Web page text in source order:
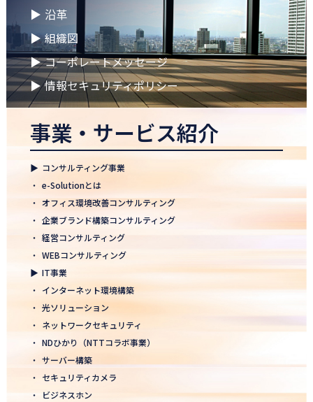
2026.04.02
🌸2026年度 入社式🌸
2026.03.09
健康経営優良法人2026に認定 ― 日本電通グループの健康経営への
取り組み
2026.02.09
「すべての日本企業を世界へ」─ 日本電通株式会社、登録支援機
2026.01.26
知覧幹部研修に行って参りました
2026年 新年のご挨拶
2025.12.26
一年の感謝を込めて、大掃除を行いました！ ～年末のご挨拶～
2025.12.12
年末年始休業のお知らせ
2025年度上期「NTT-WEST 1000×CLUB」認定式にて表彰
▶ 沿革
▶ 組織図
▶ コーポレートメッセージ
▶ 情報セキュリティポリシー
事業・サービス紹介
▶ コンサルティング事業
・ e-Solutionとは
・ オフィス環境改善コンサルティング
・ 企業ブランド構築コンサルティング
・ 経営コンサルティング
・ WEBコンサルティング
▶ IT事業
・ インターネット環境構築
・ 光ソリューション
・ ネットワークセキュリティ
・ NDひかり（NTTコラボ事業）
・ サーバー構築
・ セキュリティカメラ
・
ビジネスホン